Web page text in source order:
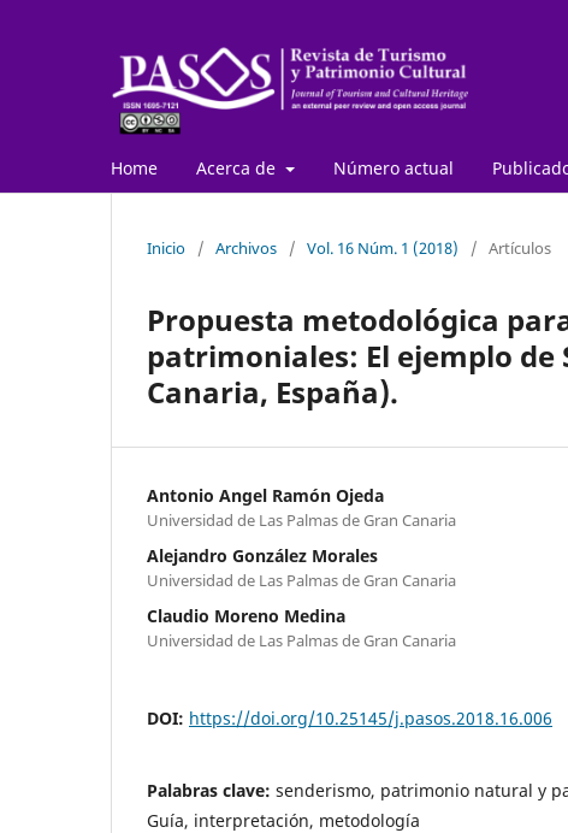
Home Acerca de Número actual
Inicio / Archivos / Vol. 16 Núm. 1 (2018) / Artículos
Propuesta metodológica
patrimoniales: El ejemplo de
Canaria, España).
Antonio Angel Ramón Ojeda
Universidad de Las Palmas de Gran Canaria
Alejandro González Morales
Universidad de Las Palmas de Gran Canaria
Claudio Moreno Medina
Universidad de Las Palmas de Gran Canaria
DOI: https://doi.org/10.25145/j.pasos.2018.16.006
Palabras clave: senderismo, patrimonio natural y
Guía, interpretación, metodología